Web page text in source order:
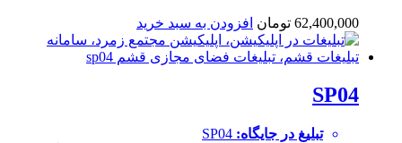
62,400,000 تومان افزودن به سبد خرید
SP04
تبلیغ در جایگاه: